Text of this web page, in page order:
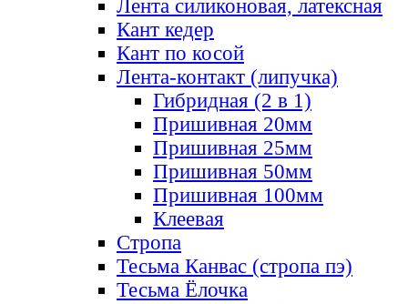
Лента силиконовая, латексная
Кант кедер
Кант по косой
Лента-контакт (липучка)
Гибридная (2 в 1)
Пришивная 20мм
Пришивная 25мм
Пришивная 50мм
Пришивная 100мм
Клеевая
Стропа
Тесьма Канвас (стропа пэ)
Тесьма Ёлочка